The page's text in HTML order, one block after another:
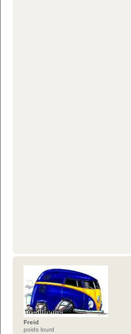
Freid
poids lourd